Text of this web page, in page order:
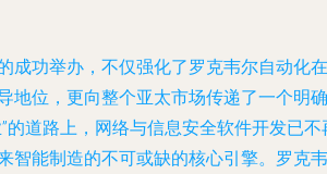
成功举办，不仅强化了罗克韦尔自动化在
地位，更向整个亚太市场传递了一个明确
的道路上，网络与信息安全软件开发已不
智能制造的不可或缺的核心引擎。罗克韦